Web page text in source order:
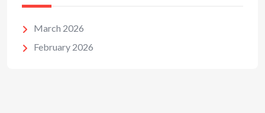
March 2026
February 2026